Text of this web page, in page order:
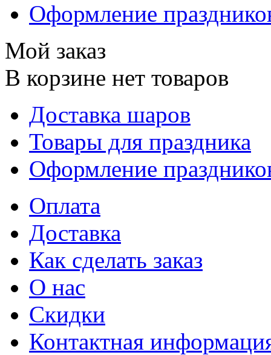
Оформление
Мой заказ
В корзине нет товаров
Доставка шаров
Товары для праздника
Оформление
Оплата
Доставка
Как сделать заказ
О нас
Скидки
Контактная